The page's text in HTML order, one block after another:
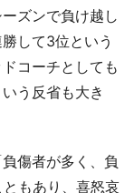
ズンで負け越し
して3位という
コーチとしても
う反省も大き
傷者が多く、負
もあり、喜怒哀